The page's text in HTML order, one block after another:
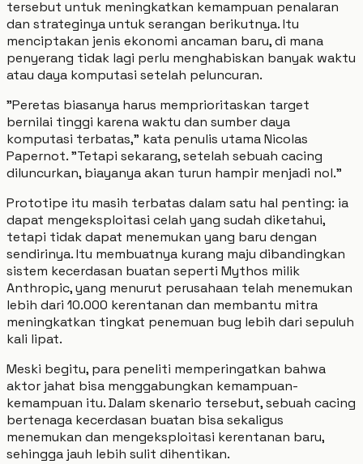
tersebut untuk meningkatkan kemampuan penalaran
dan strateginya untuk serangan berikutnya. Itu
menciptakan jenis ekonomi ancaman baru, di mana
penyerang tidak lagi perlu menghabiskan banyak waktu
atau daya komputasi setelah peluncuran.
"Peretas biasanya harus memprioritaskan target
bernilai tinggi karena waktu dan sumber daya
komputasi terbatas," kata penulis utama Nicolas
Papernot. "Tetapi sekarang, setelah sebuah cacing
diluncurkan, biayanya akan turun hampir menjadi nol."
Prototipe itu masih terbatas dalam satu hal penting: ia
dapat mengeksploitasi celah yang sudah diketahui,
tetapi tidak dapat menemukan yang baru dengan
sendirinya. Itu membuatnya kurang maju dibandingkan
sistem kecerdasan buatan seperti Mythos milik
Anthropic, yang menurut perusahaan telah menemukan
lebih dari 10.000 kerentanan dan membantu mitra
meningkatkan tingkat penemuan bug lebih dari sepuluh
kali lipat.
Meski begitu, para peneliti memperingatkan bahwa
aktor jahat bisa menggabungkan kemampuan-
kemampuan itu. Dalam skenario tersebut, sebuah cacing
bertenaga kecerdasan buatan bisa sekaligus
menemukan dan mengeksploitasi kerentanan baru,
sehingga jauh lebih sulit dihentikan.